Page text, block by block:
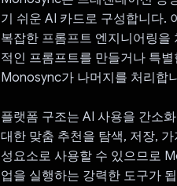
기 쉬운 AI 카드로 구성합니다.
복잡한 프롬프트 엔지니어링을
적인 프롬프트를 만들거나 특
Monosync가 나머지를 처리합
플랫폼 구조는 AI 사용을 간소
대한 맞춤 추천을 탐색, 저장,
성요소로 사용할 수 있으므로
업을 실행하는 강력한 도구가